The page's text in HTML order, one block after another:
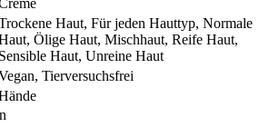
Haut, Für jeden Hauttyp, Normale
Ölige Haut, Mischhaut, Reife Haut,
Sensible Haut, Unreine Haut
Tierversuchsfrei